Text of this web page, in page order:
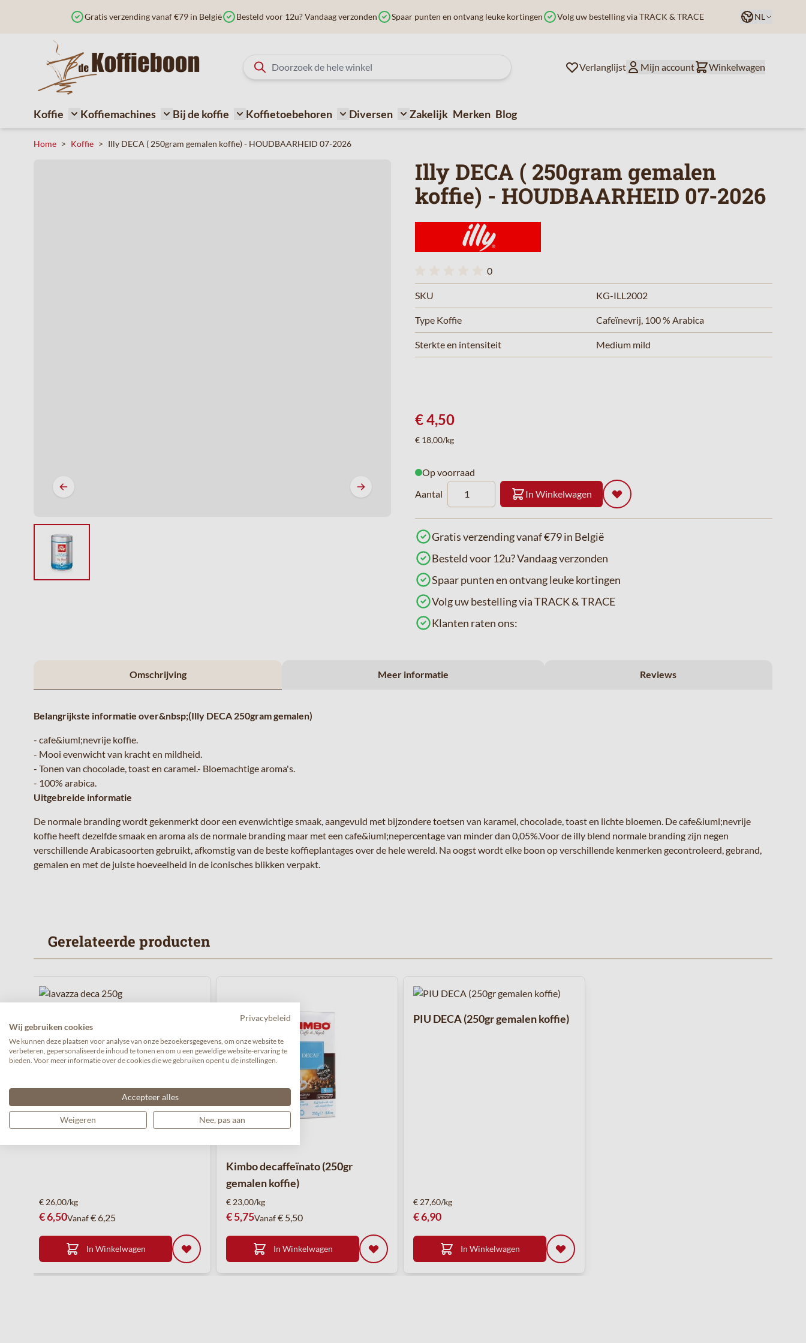
Gratis verzending vanaf €79 in België Besteld voor 12u? Vandaag verzonden Spaar punten en ontvang leuke kortingen Volg uw bestelling via TRACK & TRACE TaalNL
Verlanglijst Mijn account Winkelwagen
Koffie
Toggle submenu for Koffie
Koffiemachines
Toggle submenu for Koffiemachines
Bij de koffie
Toggle submenu for Bij de koffie
Koffietoebehoren
Toggle submenu for Koffietoebehoren
Diversen
Toggle submenu for Diversen
Zakelijk Merken Blog
Home > Koffie > Illy DECA ( 250gram gemalen koffie) - HOUDBAARHEID 07-2026
Illy DECA ( 250gram gemalen
koffie) - HOUDBAARHEID 07-2026
0
SKU KG-ILL2002
Type Koffie Cafeïnevrij, 100 % Arabica
Sterkte en intensiteit Medium mild
€ 4,50
€ 18,00/kg
Op voorraad
Aantal
In Winkelwagen
Gratis verzending vanaf €79 in België
Besteld voor 12u? Vandaag verzonden
Spaar punten en ontvang leuke kortingen
Volg uw bestelling via TRACK & TRACE
Klanten raten ons:
Omschrijving Meer informatie Reviews
Belangrijkste informatie over&nbsp;(Illy DECA 250gram gemalen)
- cafe&iuml;nevrije koffie.
- Mooi evenwicht van kracht en mildheid.
- Tonen van chocolade, toast en caramel.- Bloemachtige aroma's.
- 100% arabica.
Uitgebreide informatie
De normale branding wordt gekenmerkt door een evenwichtige smaak, aangevuld met bijzondere toetsen van karamel, chocolade, toast en lichte bloemen. De cafe&iuml;nevrije
koffie heeft dezelfde smaak en aroma als de normale branding maar met een cafe&iuml;nepercentage van minder dan 0,05%.Voor de illy blend normale branding zijn negen
verschillende Arabicasoorten gebruikt, afkomstig van de beste koffieplantages over de hele wereld. Na oogst wordt elke boon op verschillende kenmerken gecontroleerd, gebrand,
gemalen en met de juiste hoeveelheid in de iconisches blikken verpakt.
Gerelateerde producten
koffie)
€ 26,00/kg
€ 6,50Vanaf€ 6,25
In Winkelwagen
Kimbo decaffeïnato (250gr
gemalen koffie)
€ 23,00/kg
€ 5,75Vanaf€ 5,50
In Winkelwagen
PIU DECA (250gr gemalen koffie)
€ 27,60/kg
€ 6,90
In Winkelwagen
Privacybeleid
Wij gebruiken cookies
We kunnen deze plaatsen voor analyse van onze bezoekersgegevens, om onze website te
verbeteren, gepersonaliseerde inhoud te tonen en om u een geweldige website-ervaring te
bieden. Voor meer informatie over de cookies die we gebruiken opent u de instellingen.
Accepteer alles
Weigeren Nee, pas aan